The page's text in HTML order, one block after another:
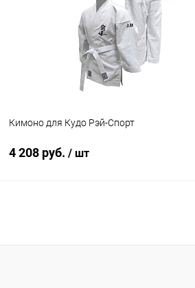
Кимоно для Кудо Рэй-Спорт
4 208 руб. / шт
Купить в 1 клик Сравнение